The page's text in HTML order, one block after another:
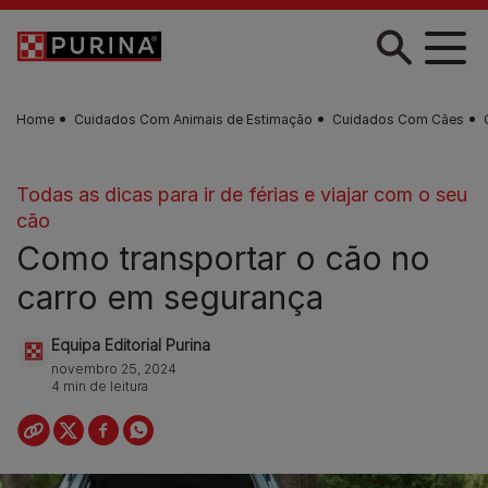
Skip to main content
Home Cuidados Com Animais de Estimação Cuidados Com Cães
Todas as dicas para ir de férias e viajar com o seu
cão
Como transportar o cão no
carro em segurança
Equipa Editorial Purina
novembro 25, 2024
4 min de leitura